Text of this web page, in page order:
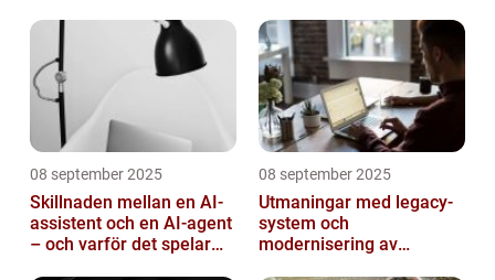
08 september 2025
Skillnaden mellan en AI-
assistent och en AI-agent
– och varför det spelar
08 september 2025
Utmaningar med legacy-
system och
modernisering av